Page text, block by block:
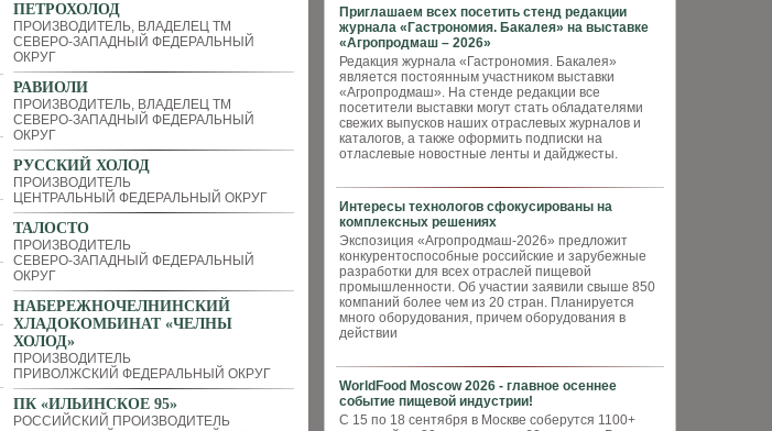
Приглашаем всех посетить стенд редакции
журнала «Гастрономия. Бакалея» на выставке
«Агропродмаш – 2026»
Редакция журнала «Гастрономия. Бакалея»
является постоянным участником выставки
«Агропродмаш». На стенде редакции все
посетители выставки могут стать обладателями
свежих выпусков наших отраслевых журналов и
каталогов, а также оформить подписки на
отласлевые новостные ленты и дайджесты.
Интересы технологов сфокусированы на
комплексных решениях
Экспозиция «Агропродмаш-2026» предложит
конкурентоспособные российские и зарубежные
разработки для всех отраслей пищевой
промышленности. Об участии заявили свыше 850
компаний более чем из 20 стран. Планируется
много оборудования, причем оборудования в
действии
WorldFood Moscow 2026 - главное осеннее
событие пищевой индустрии!
С 15 по 18 сентября в Москве соберутся 1100+
ПЕТРОХОЛОД
ПРОИЗВОДИТЕЛЬ, ВЛАДЕЛЕЦ ТМ
СЕВЕРО-ЗАПАДНЫЙ ФЕДЕРАЛЬНЫЙ
ОКРУГ
РАВИОЛИ
ПРОИЗВОДИТЕЛЬ, ВЛАДЕЛЕЦ ТМ
СЕВЕРО-ЗАПАДНЫЙ ФЕДЕРАЛЬНЫЙ
ОКРУГ
РУССКИЙ ХОЛОД
ПРОИЗВОДИТЕЛЬ
ЦЕНТРАЛЬНЫЙ ФЕДЕРАЛЬНЫЙ ОКРУГ
ТАЛОСТО
ПРОИЗВОДИТЕЛЬ
СЕВЕРО-ЗАПАДНЫЙ ФЕДЕРАЛЬНЫЙ
ОКРУГ
НАБЕРЕЖНОЧЕЛНИНСКИЙ
ХЛАДОКОМБИНАТ «ЧЕЛНЫ
ХОЛОД»
ПРОИЗВОДИТЕЛЬ
ПРИВОЛЖСКИЙ ФЕДЕРАЛЬНЫЙ ОКРУГ
ПК «ИЛЬИНСКОЕ 95»
РОССИЙСКИЙ ПРОИЗВОДИТЕЛЬ